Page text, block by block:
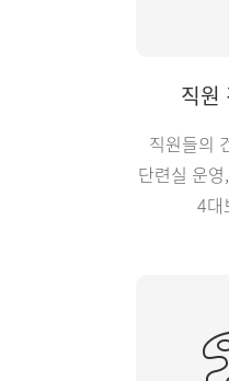
직원
직원들의
단련실 운
4대